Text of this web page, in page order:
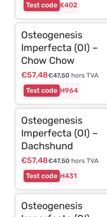
K402
H964
Osteogenesis
Imperfecta (OI) –
Chow Chow
€57,48€47,50 hors TVA
H431
Osteogenesis
Imperfecta (OI) –
Dachshund
€57,48€47,50 hors TVA
Osteogenesis